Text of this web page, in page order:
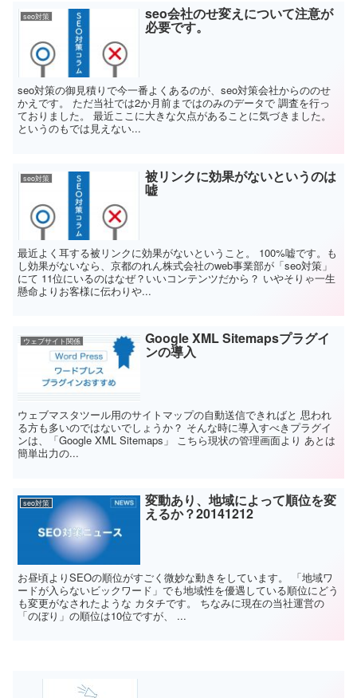
seo対策 seo会社のせ変えについて注意が
必要です。
seo対策の御見積りで今一番よくあるのが、seo対策会社からののせ
かえです。 ただ当社では2か月前まではのみのデータで 調査を行っ
ておりました。 最近ここに大きな欠点があることに気づきました。
というのもでは見えない...
seo対策 被リンクに効果がないというのは
嘘
最近よく耳する被リンクに効果がないということ。 100%嘘です。も
し効果がないなら、京都のれん株式会社のweb事業部が「seo対策」
にて 11位にいるのはなぜ？いいコンテンツだから？ いやそりゃ一生
懸命よりお客様に伝わりや...
ウェブサイト関係 Google XML Sitemapsプラグイ
ンの導入
ウェブマスタツール用のサイトマップの自動送信できればと 思われ
る方も多いのではないでしょうか？ そんな時に導入すべきプラグイ
ンは、「Google XML Sitemaps」 こちら現状の管理画面より あとは
簡単出力の...
seo対策 変動あり、地域によって順位を変
えるか？20141212
お昼頃よりSEOの順位がすごく微妙な動きをしています。 「地域ワ
ードが入らないビックワード」でも地域性を優遇している順位にどう
も変更がなされたような カタチです。 ちなみに現在の当社運営の
「のぼり」の順位は10位ですが、 ...